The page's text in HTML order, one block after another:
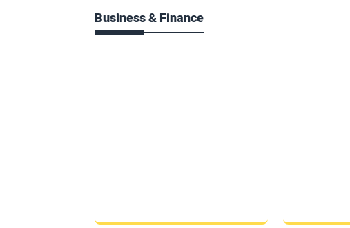
Business & Finance